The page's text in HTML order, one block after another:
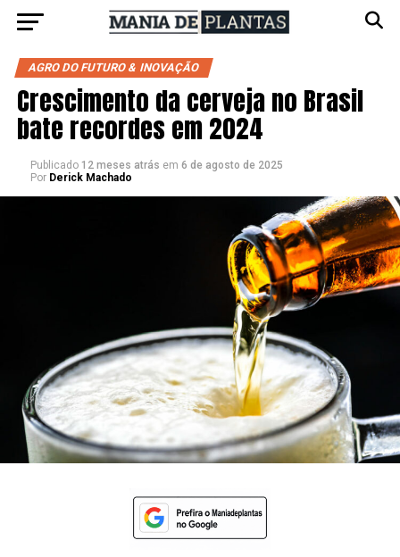
AGRO DO FUTURO & INOVAÇÃO
Crescimento da cerveja no Brasil
bate recordes em 2024
Publicado 12 meses atrás em 6 de agosto de 2025
Por Derick Machado